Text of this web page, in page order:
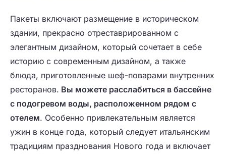
Пакеты включают размещение в историческом
здании, прекрасно отреставрированном с
элегантным дизайном, который сочетает в себе
историю с современным дизайном, а также
блюда, приготовленные шеф-поварами внутренних
ресторанов. Вы можете расслабиться в бассейне
с подогревом воды, расположенном рядом с
отелем. Особенно привлекательным является
ужин в конце года, который следует итальянским
традициям празднования Нового года и включает